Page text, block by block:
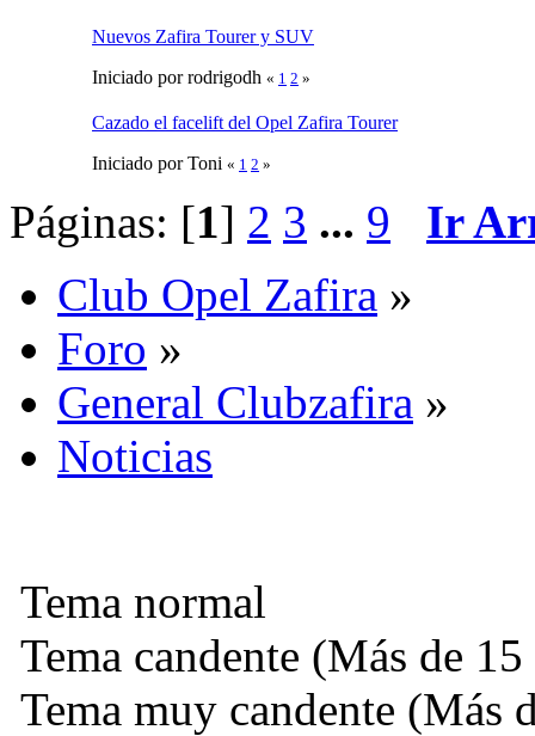
Nuevos Zafira Tourer y SUV
Iniciado por rodrigodh « 1 2 »
Cazado el facelift del Opel Zafira Tourer
Iniciado por Toni « 1 2 »
Páginas: [1] 2 3 ... 9
Ir
Club Opel Zafira »
Foro »
General Clubzafira »
Noticias
Tema normal
Tema candente (Más de 15
Tema muy candente (Más